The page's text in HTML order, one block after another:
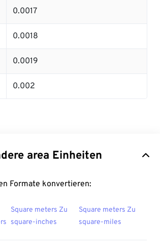
0.0017
0.0018
0.0019
0.002
area Einheiten
Formate konvertieren:
Square meters Zu
square-inches
Square meters Zu
square-miles